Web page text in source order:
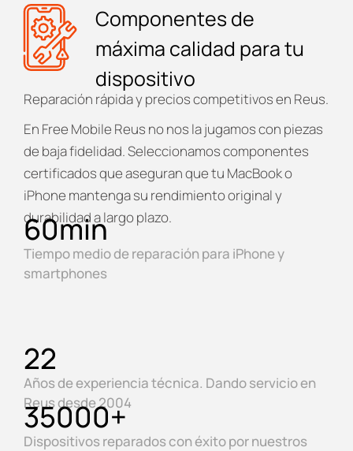
Componentes de
máxima calidad para tu
dispositivo
Reparación rápida y precios competitivos en Reus.
En Free Mobile Reus no nos la jugamos con piezas
de baja fidelidad. Seleccionamos componentes
certificados que aseguran que tu MacBook o
iPhone mantenga su rendimiento original y
durabilidad a largo plazo.
Tiempo medio de reparación para iPhone y
smartphones
60min
Años de experiencia técnica. Dando servicio en
Reus desde 2004
22
Dispositivos reparados con éxito por nuestros
35000+